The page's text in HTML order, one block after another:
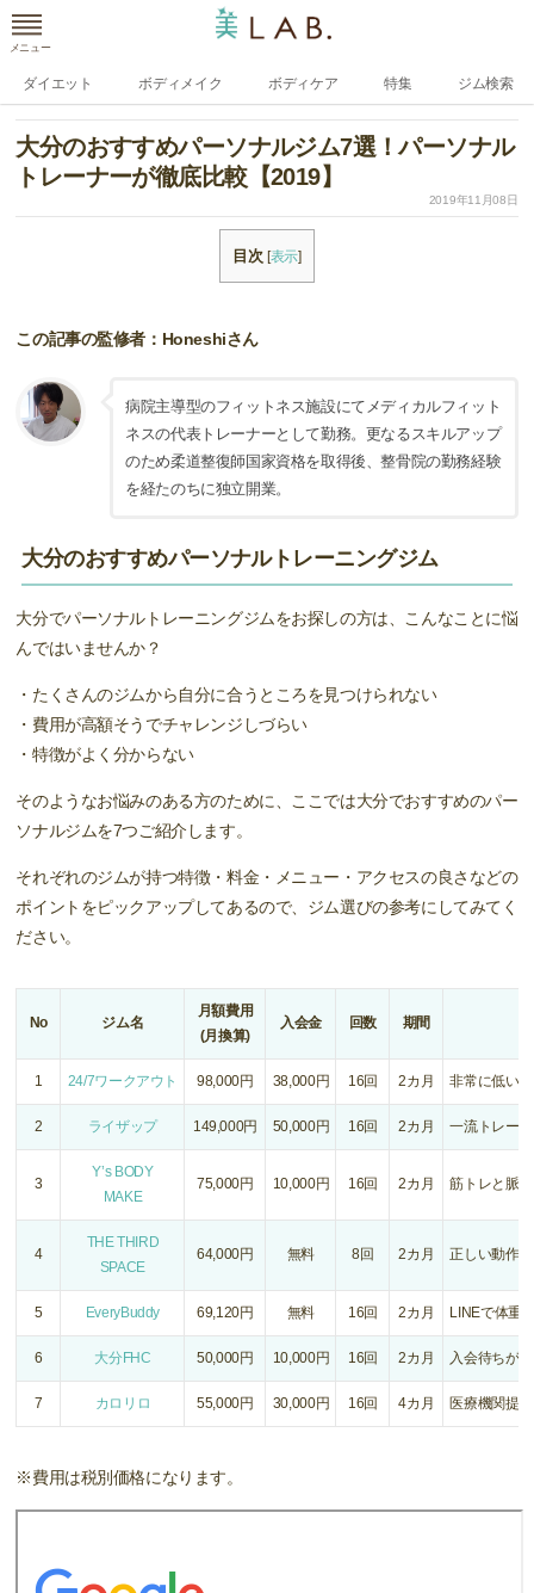
メニュー
ダイエット ボディメイク ボディケア 特集 ジム検索
大分のおすすめパーソナルジム7選！パーソナル
トレーナーが徹底比較【2019】
2019年11月08日
目次 [表示]
この記事の監修者：Honeshiさん
病院主導型のフィットネス施設にてメディカルフィット
ネスの代表トレーナーとして勤務。更なるスキルアップ
のため柔道整復師国家資格を取得後、整骨院の勤務経験
を経たのちに独立開業。
大分のおすすめパーソナルトレーニングジム
大分でパーソナルトレーニングジムをお探しの方は、こんなことに悩
んではいませんか？
・たくさんのジムから自分に合うところを見つけられない
・費用が高額そうでチャレンジしづらい
・特徴がよく分からない
そのようなお悩みのある方のために、ここでは大分でおすすめのパー
ソナルジムを7つご紹介します。
それぞれのジムが持つ特徴・料金・メニュー・アクセスの良さなどの
ポイントをピックアップしてあるので、ジム選びの参考にしてみてく
ださい。
No ジム名
月額費用
(月換算)
入会金 回数 期間
1 24/7ワークアウト 98,000円 38,000円 16回 2カ月 非常に低い
2 ライザップ 149,000円 50,000円 16回 2カ月 一流トレー
3
Y’s BODY
MAKE
75,000円 10,000円 16回 2カ月 筋トレと脈
4
THE THIRD
SPACE
64,000円 無料 8回 2カ月 正しい動作
5 EveryBuddy 69,120円 無料 16回 2カ月 LINEで体重
6 大分FHC 50,000円 10,000円 16回 2カ月 入会待ちが
7 カロリロ 55,000円 30,000円 16回 4カ月 医療機関提
※費用は税別価格になります。